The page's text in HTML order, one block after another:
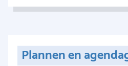
Plannen en